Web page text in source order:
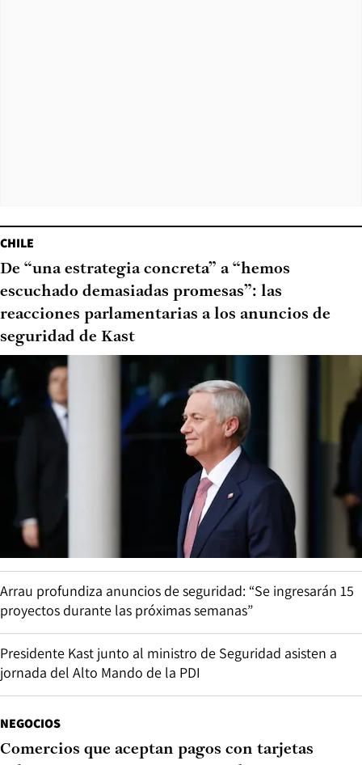
CHILE
De “una estrategia concreta” a “hemos
escuchado demasiadas promesas”: las
reacciones parlamentarias a los anuncios de
seguridad de Kast
Arrau profundiza anuncios de seguridad: “Se ingresarán 15
proyectos durante las próximas semanas”
Presidente Kast junto al ministro de Seguridad asisten a
jornada del Alto Mando de la PDI
NEGOCIOS
Comercios que aceptan pagos con tarjetas